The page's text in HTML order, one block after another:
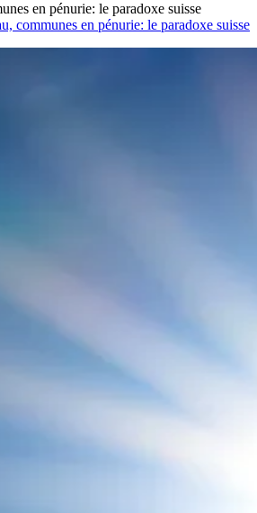
en pénurie: le paradoxe suisse
communes en pénurie: le paradoxe suisse